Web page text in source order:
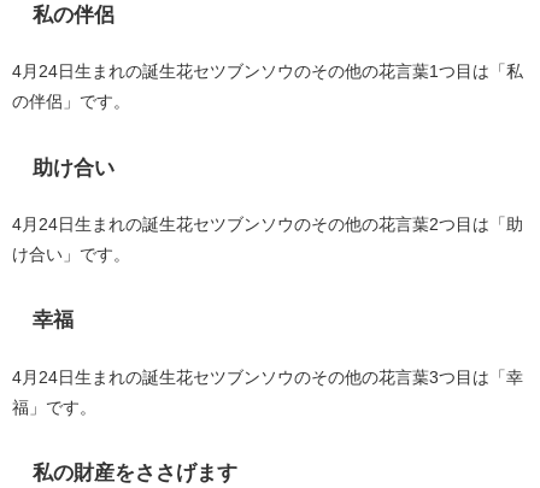
私の伴侶
4月24日生まれの誕生花セツブンソウのその他の花言葉1つ目は「私
の伴侶」です。
助け合い
4月24日生まれの誕生花セツブンソウのその他の花言葉2つ目は「助
け合い」です。
幸福
4月24日生まれの誕生花セツブンソウのその他の花言葉3つ目は「幸
福」です。
私の財産をささげます